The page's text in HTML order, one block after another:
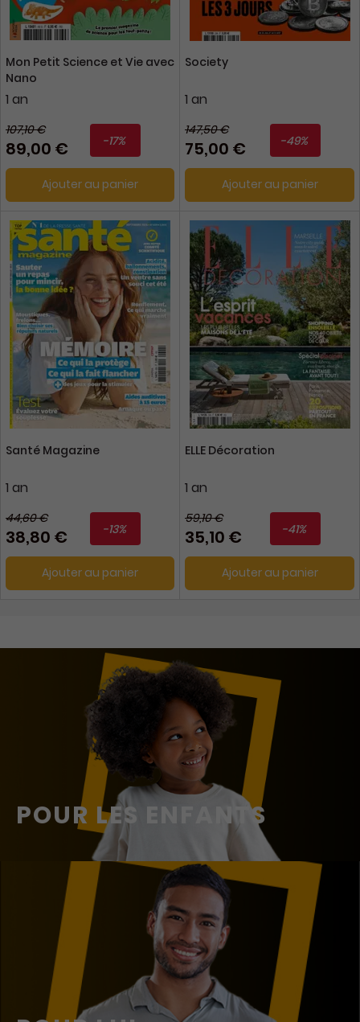
Mon Petit Science et Vie avec
Nano
1 an
107,10 €
89,00 € -17%
Ajouter au panier
Society
1 an
147,50 €
75,00 € -49%
Ajouter au panier
Santé Magazine
1 an
44,60 €
38,80 € -13%
Ajouter au panier
ELLE Décoration
1 an
59,10 €
35,10 € -41%
Ajouter au panier
POUR LES ENFANTS